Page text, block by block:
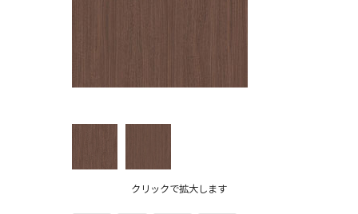
クリックで拡大します